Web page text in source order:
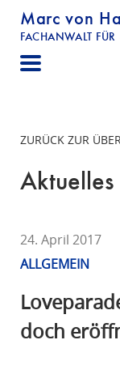
Marc von
FACHANWALT FÜR
ZURÜCK ZUR
Aktuelles
24. April 2017
ALLGEMEIN
doch